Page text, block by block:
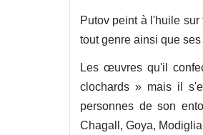
Putov peint à l'huile
tout genre ainsi que ses
Les œuvres qu'il
clochards » mais il
personnes de son
Chagall, Goya,